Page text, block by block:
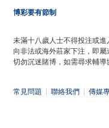
博彩要有節制
未滿十八歲人士不得投注或進
向非法或海外莊家下注，即屬
切勿沉迷賭博，如需尋求輔導
常見問題 聯絡我們 傳媒